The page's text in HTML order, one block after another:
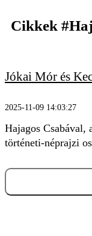
Cikkek
Jókai Mór és
2025-11-09 14:03:27
Hajagos Csabával,
történeti-néprajzi